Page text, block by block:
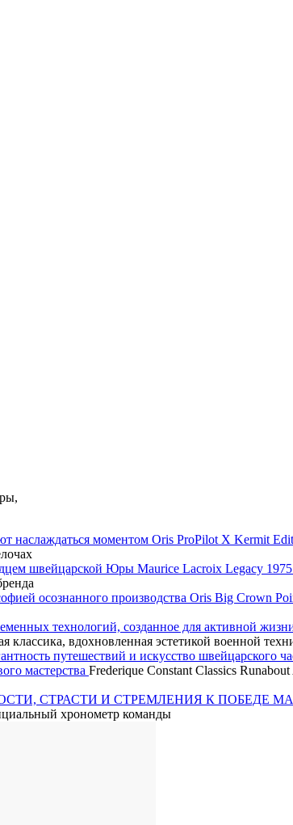
Oris ProPilot X Kermit
Maurice Lacroix Legacy
Oris Big Crown
классика, вдохновленная эстетикой военной
мастерства Frederique Constant Classics
хронометр команды